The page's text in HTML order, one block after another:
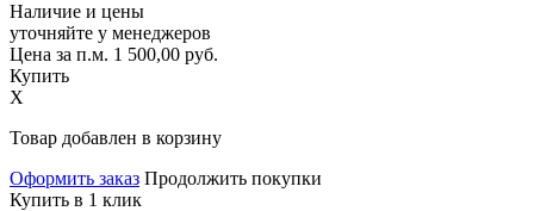
Наличие и цены
уточняйте у менеджеров
Цена за п.м. 1 500,00 руб.
Купить
X
Товар добавлен в корзину
Оформить заказ Продолжить покупки
Купить в 1 клик